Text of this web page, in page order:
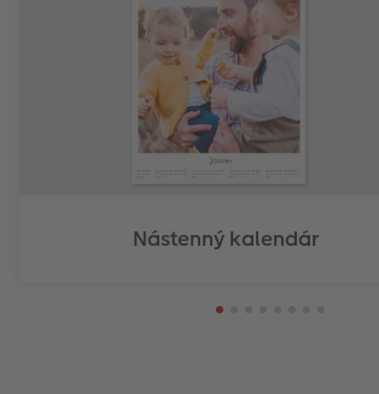
Nástenný kalendár